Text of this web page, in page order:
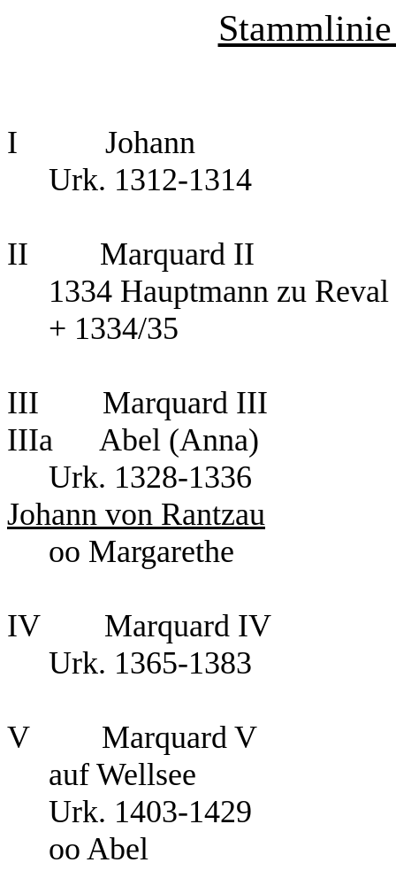
I Johann
Urk. 1312-1314
II Marquard II
1334 Hauptmann zu
+ 1334/35
III Marquard
IIIa Abel (Anna)
Urk. 1328-
Johann von Rantzau
oo Margarethe
IV Marquard IV
Urk. 1365-1383
V Marquard V
auf Wellsee
Urk. 1403-1429
oo Abel